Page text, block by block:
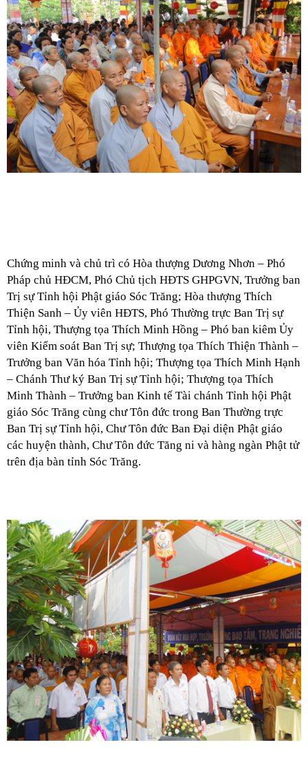
Chứng minh và chủ trì có Hòa thượng Dương Nhơn – Phó
Pháp chủ HĐCM, Phó Chủ tịch HĐTS GHPGVN, Trưởng ban
Trị sự Tỉnh hội Phật giáo Sóc Trăng; Hòa thượng Thích
Thiện Sanh – Ủy viên HĐTS, Phó Thường trực Ban Trị sự
Tỉnh hội, Thượng tọa Thích Minh Hồng – Phó ban kiêm Ủy
viên Kiểm soát Ban Trị sự; Thượng tọa Thích Thiện Thành –
Trưởng ban Văn hóa Tỉnh hội; Thượng tọa Thích Minh Hạnh
– Chánh Thư ký Ban Trị sự Tỉnh hội; Thượng tọa Thích
Minh Thành – Trưởng ban Kinh tế Tài chánh Tỉnh hội Phật
giáo Sóc Trăng cùng chư Tôn đức trong Ban Thường trực
Ban Trị sự Tỉnh hội, Chư Tôn đức Ban Đại diện Phật giáo
các huyện thành, Chư Tôn đức Tăng ni và hàng ngàn Phật tử
trên địa bàn tỉnh Sóc Trăng.